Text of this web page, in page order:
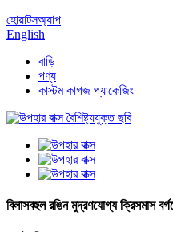
হোয়াটসঅ্যাপ
English
বাড়ি
পণ্য
কাস্টম কাগজ প্যাকেজিং
বিলাসবহুল রঙিন মুদ্রণযোগ্য ক্রিসমাস